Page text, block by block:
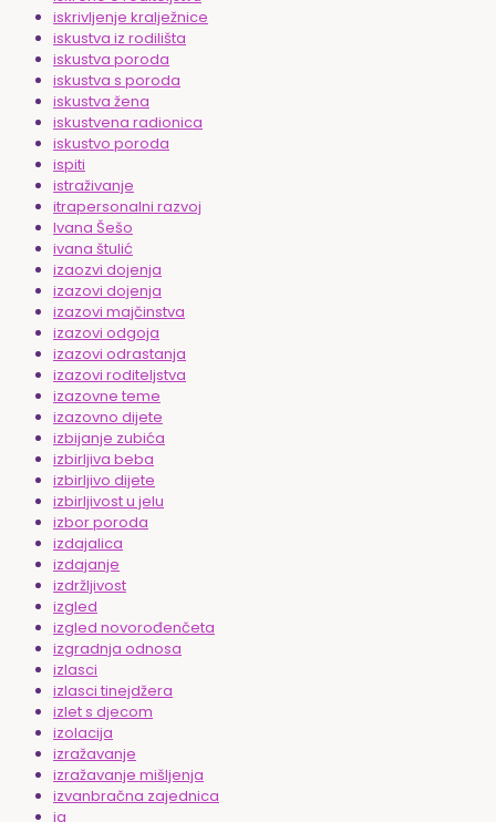
iskrivljenje kralježnice
iskustva iz rodilišta
iskustva poroda
iskustva s poroda
iskustva žena
iskustvena radionica
iskustvo poroda
ispiti
istraživanje
itrapersonalni razvoj
Ivana Šešo
ivana štulić
izaozvi dojenja
izazovi dojenja
izazovi majčinstva
izazovi odgoja
izazovi odrastanja
izazovi roditeljstva
izazovne teme
izazovno dijete
izbijanje zubića
izbirljiva beba
izbirljivo dijete
izbirljivost u jelu
izbor poroda
izdajalica
izdajanje
izdržljivost
izgled
izgled novorođenčeta
izgradnja odnosa
izlasci
izlasci tinejdžera
izlet s djecom
izolacija
izražavanje
izražavanje mišljenja
izvanbračna zajednica
ja